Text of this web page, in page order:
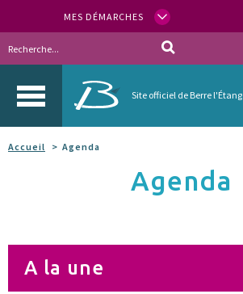
MES DÉMARCHES
Site officiel de Berre l'Étang
Accueil Agenda
Agenda
A la une